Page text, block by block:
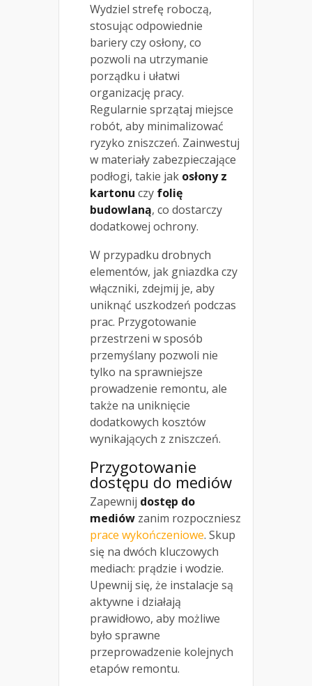
Wydziel strefę roboczą,
stosując odpowiednie
bariery czy osłony, co
pozwoli na utrzymanie
porządku i ułatwi
organizację pracy.
Regularnie sprzątaj miejsce
robót, aby minimalizować
ryzyko zniszczeń. Zainwestuj
w materiały zabezpieczające
podłogi, takie jak osłony z
kartonu czy folię
budowlaną, co dostarczy
dodatkowej ochrony.
W przypadku drobnych
elementów, jak gniazdka czy
włączniki, zdejmij je, aby
uniknąć uszkodzeń podczas
prac. Przygotowanie
przestrzeni w sposób
przemyślany pozwoli nie
tylko na sprawniejsze
prowadzenie remontu, ale
także na uniknięcie
dodatkowych kosztów
wynikających z zniszczeń.
Przygotowanie
dostępu do mediów
Zapewnij dostęp do
mediów zanim rozpoczniesz
prace wykończeniowe. Skup
się na dwóch kluczowych
mediach: prądzie i wodzie.
Upewnij się, że instalacje są
aktywne i działają
prawidłowo, aby możliwe
było sprawne
przeprowadzenie kolejnych
etapów remontu.